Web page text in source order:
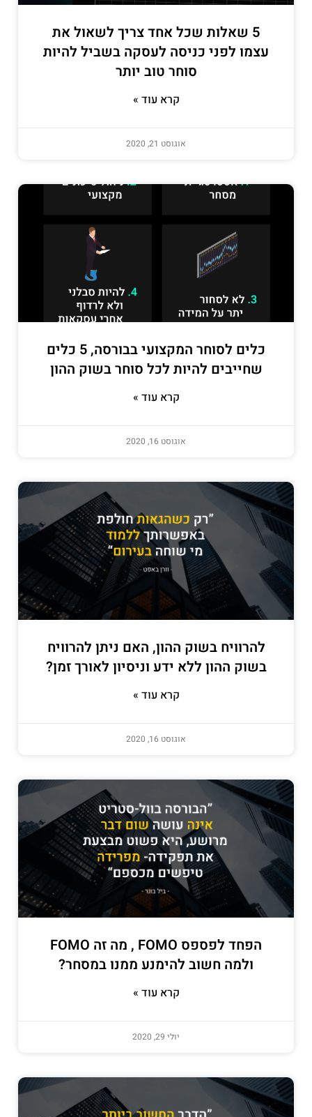
5 שאלות שכל אחד צריך לשאול את
עצמו לפני כניסה לעסקה בשביל להיות
סוחר טוב יותר
קרא עוד »
אוגוסט 21, 2020
כלים לסוחר המקצועי בבורסה, 5 כלים
שחייבים להיות לכל סוחר בשוק ההון
קרא עוד »
אוגוסט 16, 2020
להרוויח בשוק ההון, האם ניתן להרוויח
בשוק ההון ללא ידע וניסיון לאורך זמן?
קרא עוד »
אוגוסט 16, 2020
הפחד לפספס FOMO , מה זה FOMO
ולמה חשוב להימנע ממנו במסחר?
קרא עוד »
יולי 29, 2020